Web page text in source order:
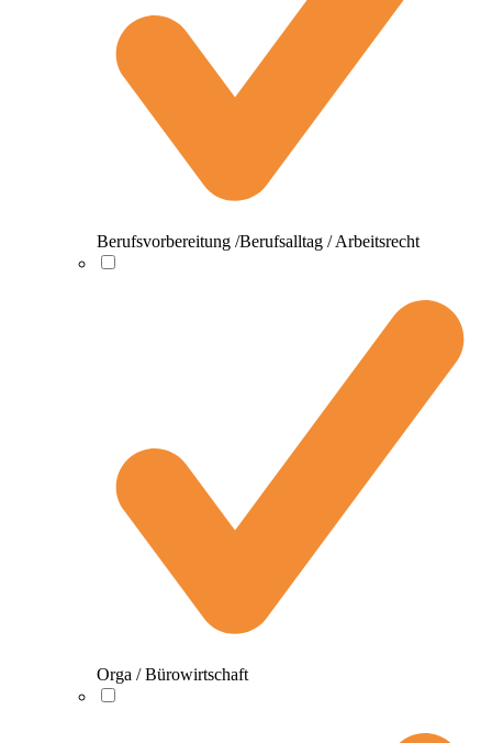
Berufsvorbereitung /Berufsalltag / Arbeitsrecht
Orga / Bürowirtschaft